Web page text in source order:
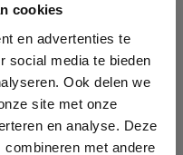
cookies
en advertenties te
social media te bieden
Ook delen we
site met onze
en analyse. Deze
met andere
bijna 2 keer
als in 2009. Zorg